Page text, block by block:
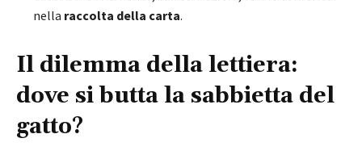
nella raccolta della carta.
Il dilemma della lettiera:
dove si butta la sabbietta del
gatto?